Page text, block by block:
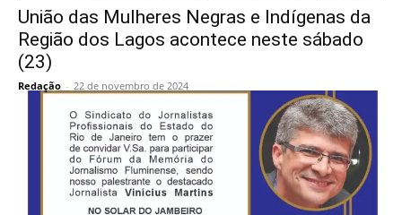
União das Mulheres Negras e Indígenas da
Região dos Lagos acontece neste sábado
(23)
Redação - 22 de novembro de 2024